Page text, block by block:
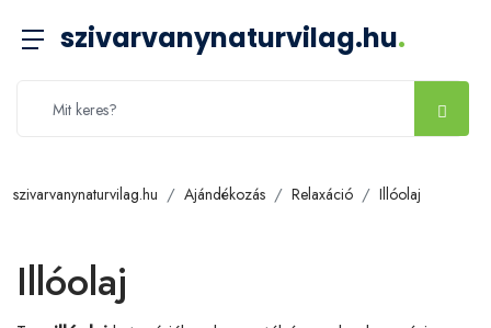
szivarvanynaturvilag.hu.
szivarvanynaturvilag.hu Ajándékozás Relaxáció Illóolaj
Illóolaj